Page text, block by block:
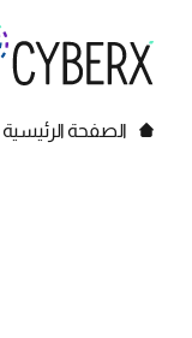
الصفحة الرئيسية